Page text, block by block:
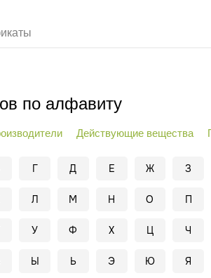
по алфавиту
Действующие вещества
Г Д Е Ж З
Л М Н О П
У Ф Х Ц Ч
Ы Ь Э Ю Я